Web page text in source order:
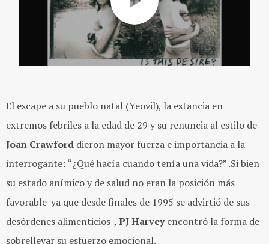
El escape a su pueblo natal (Yeovil), la estancia en
extremos febriles a la edad de 29 y su renuncia al estilo de
Joan Crawford dieron mayor fuerza e importancia a la
interrogante: “¿Qué hacía cuando tenía una vida?” .Si bien
su estado anímico y de salud no eran la posición más
favorable-ya que desde finales de 1995 se advirtió de sus
desórdenes alimenticios-, PJ Harveyencontró la forma de
sobrellevar su esfuerzo emocional.